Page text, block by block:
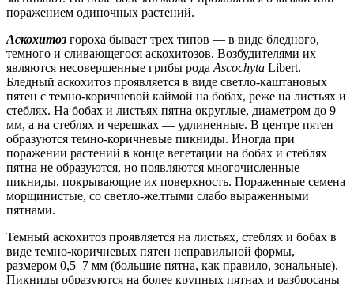
поражением одиночных растений.
Аскохитоз гороха бывает трех типов — в виде бледного,
темного и сливающегося аскохитозов. Возбудителями их
являются несовершенные грибы рода Ascochyta Libert.
Бледный аскохитоз проявляется в виде светло-каштановых
пятен с темно-коричневой каймой на бобах, реже на листьях и
стеблях. На бобах и листьях пятна округлые, диаметром до 9
мм, а на стеблях и черешках — удлиненные. В центре пятен
образуются темно-коричневые пикниды. Иногда при
поражении растений в конце вегетации на бобах и стеблях
пятна не образуются, но появляются многочисленные
пикниды, покрывающие их поверхность. Пораженные семена
морщинистые, со светло-желтыми слабо выраженными
пятнами.
Темный аскохитоз проявляется на листьях, стеблях и бобах в
виде темно-коричневых пятен неправильной формы,
размером 0,5–7 мм (большие пятна, как правило, зональные).
Пикниды образуются на более крупных пятнах и разбросаны